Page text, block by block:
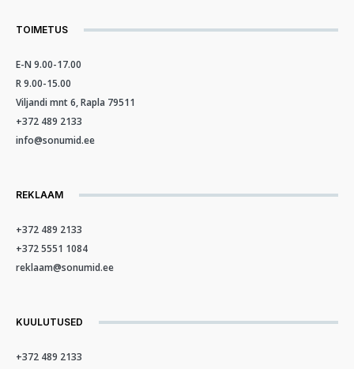
TOIMETUS
E-N 9.00-17.00
R 9.00-15.00
Viljandi mnt 6, Rapla 79511
+372 489 2133
info@sonumid.ee
REKLAAM
+372 489 2133
+372 5551 1084
reklaam@sonumid.ee
KUULUTUSED
+372 489 2133